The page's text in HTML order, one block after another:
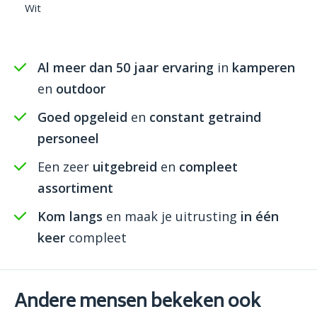
Wit
Al meer dan 50 jaar ervaring in kamperen
en outdoor
Goed opgeleid en constant getraind
personeel
Een zeer uitgebreid en compleet
assortiment
Kom langs en maak je uitrusting in één
keer compleet
Andere mensen bekeken ook